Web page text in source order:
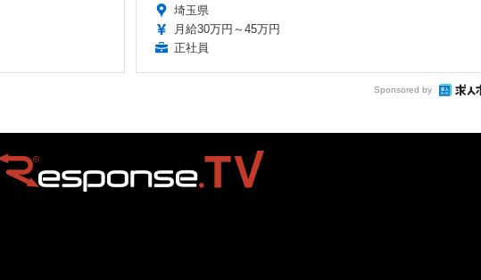
埼玉県
月給30万円～45万円
正社員
Sponsored by